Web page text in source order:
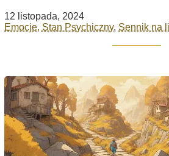
12 listopada, 2024
Emocje, Stan Psychiczny, Sennik na